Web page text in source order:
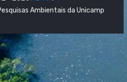
Ambientais da Unicamp